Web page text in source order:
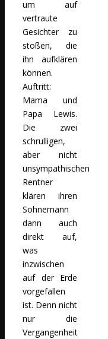
um auf
vertraute
Gesichter zu
stoßen, die
ihn aufklären
können.
Auftritt:
Mama und
Papa Lewis.
Die zwei
schrulligen,
aber nicht
unsympathischen
Rentner
klären ihren
Sohnemann
dann auch
direkt auf,
was
inzwischen
auf der Erde
vorgefallen
ist. Denn nicht
nur die
Vergangenheit